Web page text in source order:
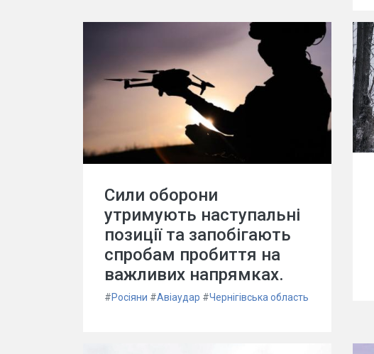
Сили оборони
утримують наступальні
позиції та запобігають
спробам пробиття на
важливих напрямках.
#Росіяни #Авіаудар #Чернігівська область